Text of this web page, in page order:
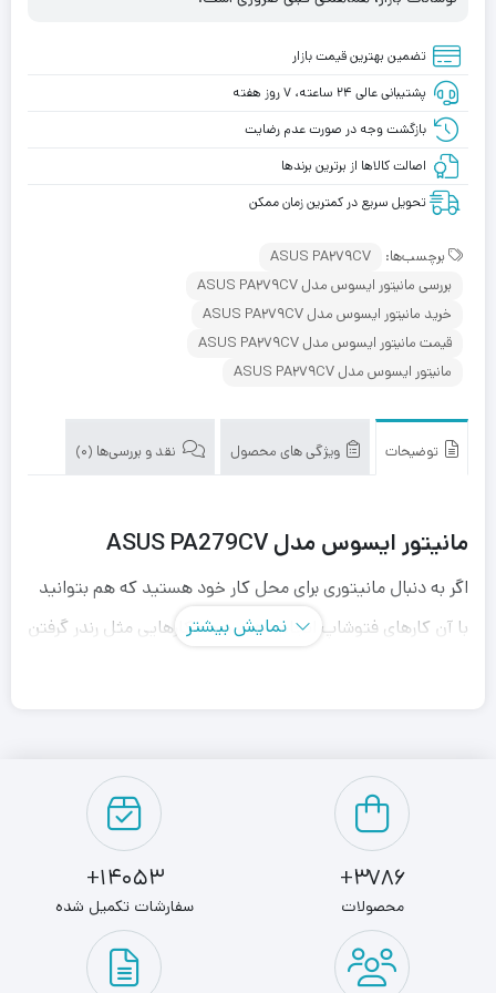
تضمین بهترین قیمت بازار
پشتیبانی عالی ۲۴ ساعته، ۷ روز هفته
بازگشت وجه در صورت عدم رضایت
اصالت کالاها از برترین برندها
تحویل سریع در کمترین زمان ممکن
برچسب‌ها:
ASUS PA279CV
بررسی مانیتور ایسوس مدل ASUS PA279CV
خرید مانیتور ایسوس مدل ASUS PA279CV
قیمت مانیتور ایسوس مدل ASUS PA279CV
مانیتور ایسوس مدل ASUS PA279CV
توضیحات ویژگی های محصول نقد و بررسی‌ها (0)
مانیتور ایسوس مدل ASUS PA279CV
اگر به دنبال مانیتوری برای محل کار خود هستید که هم بتوانید
با آن کارهای فتوشاپ انجام دهید و هم کارهایی مثل رندر گرفتن
رساندن به چشم‌هایتان به کارتان بپردازید.
مانیتور ایسوس مدل
برای برنامه‌نویسان یک
انتخاب مناسب است و به دلیل سیستم
eye care، انتخاب
مانیتور مخصوص طراحی ، تدوین و گیمینگ ساخت شرکت
نمایش بیشتر
3786+
محصولات
14053+
سفارشات تکمیل شده